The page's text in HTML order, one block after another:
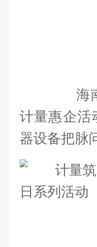
海南
计量惠企活
器设备把脉